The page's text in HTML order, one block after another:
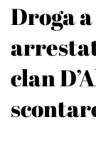
Droga
clan